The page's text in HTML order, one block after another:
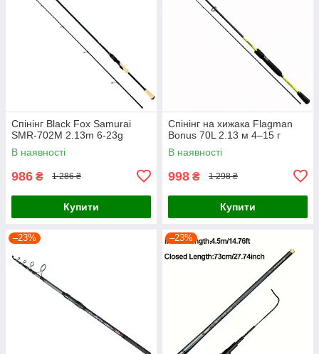
Спінінг Black Fox Samurai
SMR-702M 2.13m 6-23g
В наявності
986 ₴ 1 286 ₴
Купити
Спінінг на хижака Flagman
Bonus 70L 2.13 м 4–15 г
В наявності
998 ₴ 1 298 ₴
Купити
–23% –23%